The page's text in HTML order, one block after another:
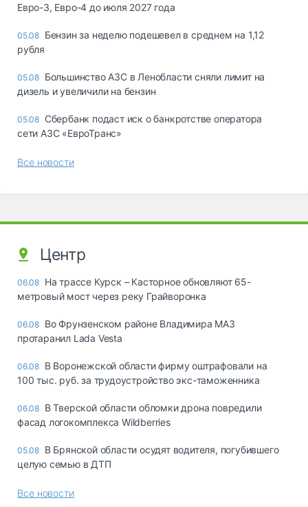
Евро-3, Евро-4 до июля 2027 года
05.08 Бензин за неделю подешевел в среднем на 1,12
рубля
05.08 Большинство АЗС в Ленобласти сняли лимит на
дизель и увеличили на бензин
05.08 Сбербанк подаст иск о банкротстве оператора
сети АЗС «ЕвроТранс»
Все новости
Центр
06.08 На трассе Курск – Касторное обновляют 65-
метровый мост через реку Грайворонка
06.08 Во Фрунзенском районе Владимира МАЗ
протаранил Lada Vesta
06.08 В Воронежской области фирму оштрафовали на
100 тыс. руб. за трудоустройство экс-таможенника
06.08 В Тверской области обломки дрона повредили
фасад логокомплекса Wildberries
05.08 В Брянской области осудят водителя, погубившего
целую семью в ДТП
Все новости